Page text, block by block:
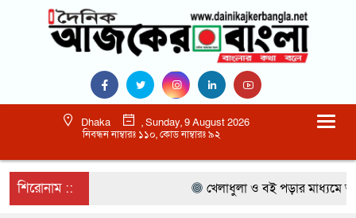
Dhaka
, Sunday, 9 August 2026
নিবন্ধন নাম্বারঃ ১১০, কোড নাম্বারঃ ৯২
শিরোনাম :: খেলাধুলা ও বই পড়ার মাধ্যমে